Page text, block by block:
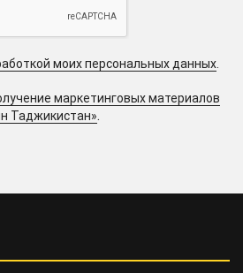
моих персональных данных.
маркетинговых материалов
Таджикистан».